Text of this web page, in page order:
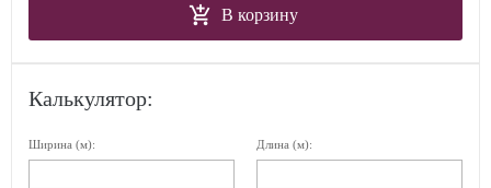
В корзину
Калькулятор:
Ширина (м): Длина (м):